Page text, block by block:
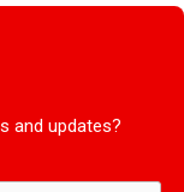
and updates?